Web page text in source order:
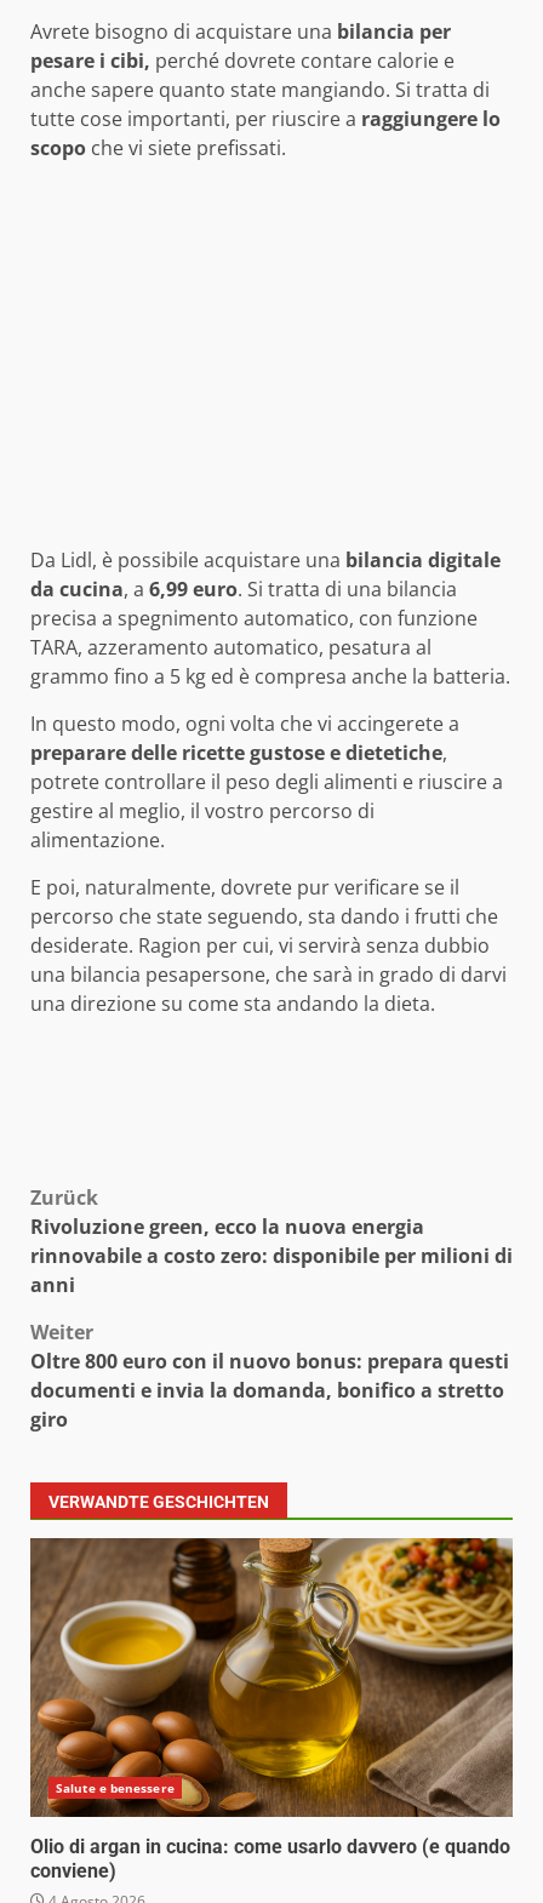
Avrete bisogno di acquistare una bilancia per
pesare i cibi, perché dovrete contare calorie e
anche sapere quanto state mangiando. Si tratta di
tutte cose importanti, per riuscire a raggiungere lo
scopo che vi siete prefissati.
Da Lidl, è possibile acquistare una bilancia digitale
da cucina, a 6,99 euro. Si tratta di una bilancia
precisa a spegnimento automatico, con funzione
TARA, azzeramento automatico, pesatura al
grammo fino a 5 kg ed è compresa anche la batteria.
In questo modo, ogni volta che vi accingerete a
preparare delle ricette gustose e dietetiche,
potrete controllare il peso degli alimenti e riuscire a
gestire al meglio, il vostro percorso di
alimentazione.
E poi, naturalmente, dovrete pur verificare se il
percorso che state seguendo, sta dando i frutti che
desiderate. Ragion per cui, vi servirà senza dubbio
una bilancia pesapersone, che sarà in grado di darvi
una direzione su come sta andando la dieta.
Beitragsnavigation
Zurück
Rivoluzione green, ecco la nuova energia
rinnovabile a costo zero: disponibile per milioni di
anni
Weiter
Oltre 800 euro con il nuovo bonus: prepara questi
documenti e invia la domanda, bonifico a stretto
giro
VERWANDTE GESCHICHTEN
Salute e benessere
Olio di argan in cucina: come usarlo davvero (e quando
conviene)